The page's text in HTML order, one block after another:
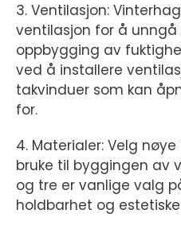
3. Ventilasjon:
ventilasjon for å unngå
oppbygging av
ved å installere
takvinduer som kan
for.
4. Materialer: Velg
bruke til byggingen av
og tre er vanlige valg
holdbarhet og